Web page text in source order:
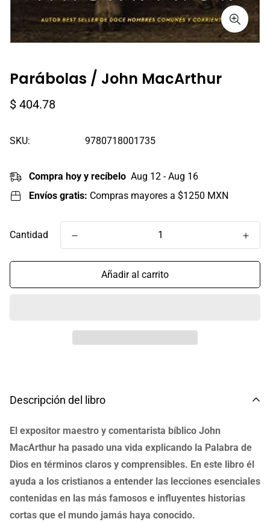
Parábolas / John MacArthur
Precio
$ 404.78
SKU: 9780718001735
Compra hoy y recíbelo Aug 12 - Aug 16
Envíos gratis: Compras mayores a $1250 MXN
Cantidad
Añadir al carrito
Descripción del libro
El expositor maestro y comentarista bíblico John
MacArthur ha pasado una vida explicando la Palabra de
Dios en términos claros y comprensibles. En este libro él
ayuda a los cristianos a entender las lecciones esenciales
contenidas en las más famosos e influyentes historias
cortas que el mundo jamás haya conocido.